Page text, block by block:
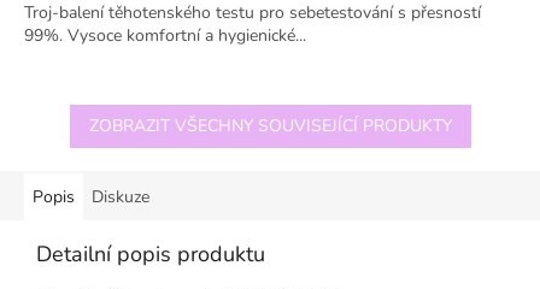
Troj-balení těhotenského testu pro sebetestování s přesností
99%. Vysoce komfortní a hygienické...
ZOBRAZIT VŠECHNY SOUVISEJÍCÍ PRODUKTY
Popis Diskuze
Detailní popis produktu